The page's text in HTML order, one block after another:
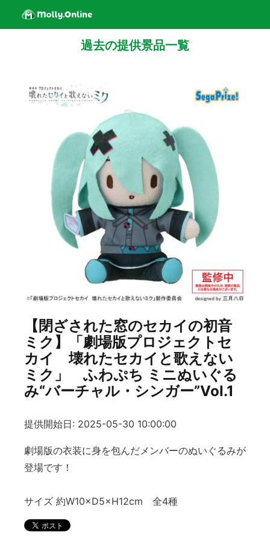
過去の提供景品一覧
【閉ざされた窓のセカイの初音
ミク】「劇場版プロジェクトセ
カイ 壊れたセカイと歌えない
ミク」 ふわぷち ミニぬいぐる
み“バーチャル・シンガー”Vol.1
提供開始日: 2025-05-30 10:00:00
劇場版の衣装に身を包んだメンバーのぬいぐるみが
登場です！
サイズ 約W10×D5×H12cm 全4種